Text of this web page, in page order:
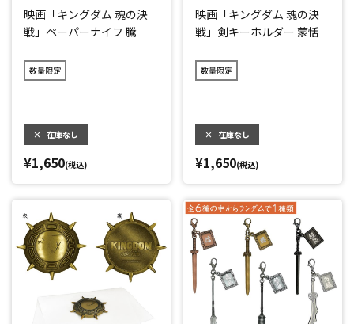
映画「キングダム 魂の決
戦」ペーパーナイフ 騰
数量限定
× 在庫なし
¥1,650(税込)
映画「キングダム 魂の決
戦」剣キーホルダー 蒙恬
数量限定
× 在庫なし
¥1,650(税込)